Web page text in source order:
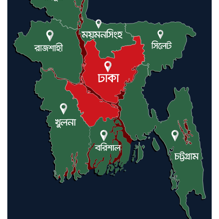
বন্যাকবলিত কমলগঞ্জে রুহি
ফাউন্ডেশনের ত্রাণ বিতরণ, ১০৫
পরিবারের পাশে লন্ডনপ্রবাসী ড. হাজ্বী
শাহ্ আলম
মৌলভীবাজারে যুক্তরাজ্য প্রবাসী
কাইয়ুম মিয়াকে ধরতে পুলিশের
অভিযান